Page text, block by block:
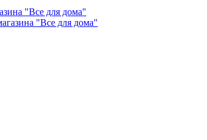
"Все для дома"
"Все для дома"